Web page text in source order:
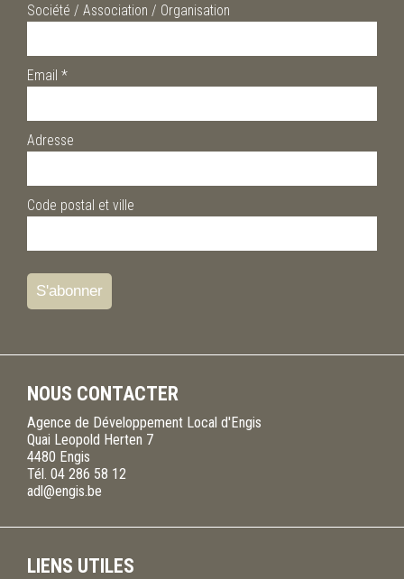
Société / Association / Organisation
Email *
Adresse
Code postal et ville
NOUS CONTACTER
Agence de Développement Local d'Engis
Quai Leopold Herten 7
4480 Engis
Tél. 04 286 58 12
adl@engis.be
LIENS UTILES